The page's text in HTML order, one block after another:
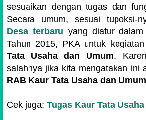
sesuaikan dengan tugas dan
Secara umum, sesuai tupoksi-
Desa terbaru yang diatur
Tahun 2015, PKA untuk
Tata Usaha dan Umum.
salahnya jika kita mengatakan ini
RAB Kaur Tata Usaha dan Umum
Cek juga: Tugas Kaur Tata